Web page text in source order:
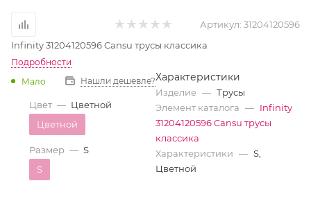
Артикул: 31204120596
Infinity 31204120596 Cansu трусы классика
Подробности
Мало
Нашли дешевле?
Цвет — Цветной
Цветной
Размер — S
S
Характеристики
Изделие — Трусы
Элемент каталога — Infinity
31204120596 Cansu трусы
классика
Характеристики — S,
Цветной